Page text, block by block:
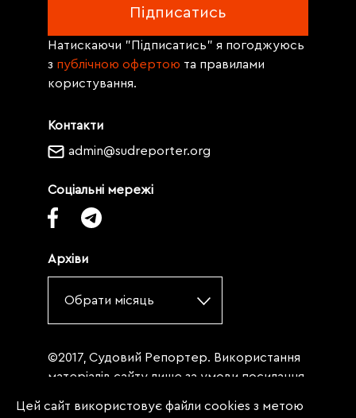
Контакти
admin@sudreporter.org
Соціальні мережі
Архіви
Обрати місяць
Натискаючи "Підписатись" я погоджуюсь
з публічною офертою та правилами
користування.
©2017, Судовий Репортер. Використання
матеріалів сайту лише за умови посилання
«Судовий репортер» не нижче третього
Цей сайт використовує файли cookies з метою